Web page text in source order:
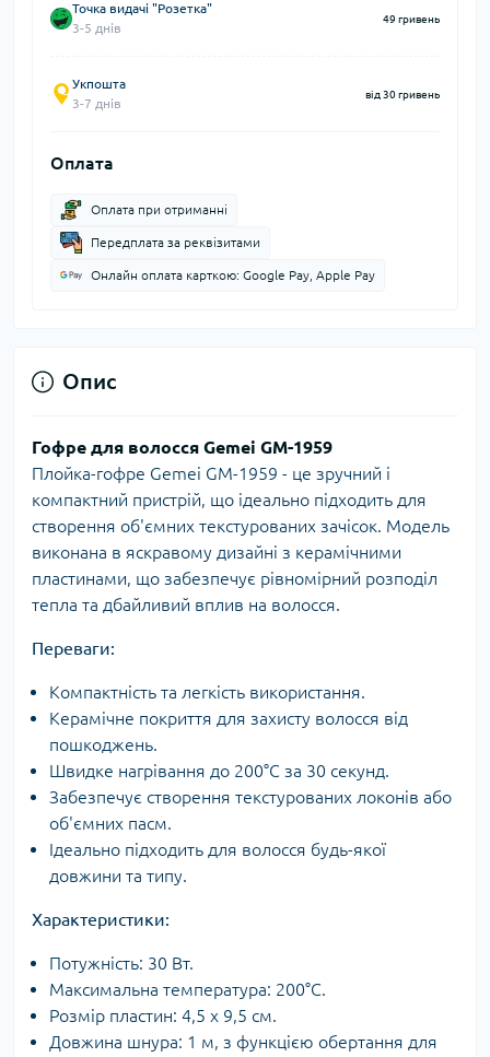
Точка видачі "Розетка"
3-5 днів
49 гривень
Укпошта
3-7 днів
від 30 гривень
Оплата
Оплата при отриманні
Передплата за реквізитами
Онлайн оплата карткою: Google Pay, Apple Pay
Опис
Гофре для волосся Gemei GM-1959
Плойка-гофре Gemei GM-1959 - це зручний і
компактний пристрій, що ідеально підходить для
створення об'ємних текстурованих зачісок. Модель
виконана в яскравому дизайні з керамічними
пластинами, що забезпечує рівномірний розподіл
тепла та дбайливий вплив на волосся.
Переваги:
Компактність та легкість використання.
Керамічне покриття для захисту волосся від
пошкоджень.
Швидке нагрівання до 200°C за 30 секунд.
Забезпечує створення текстурованих локонів або
об'ємних пасм.
Ідеально підходить для волосся будь-якої
довжини та типу.
Характеристики:
Потужність: 30 Вт.
Максимальна температура: 200°C.
Розмір пластин: 4,5 х 9,5 см.
Довжина шнура: 1 м, з функцією обертання для